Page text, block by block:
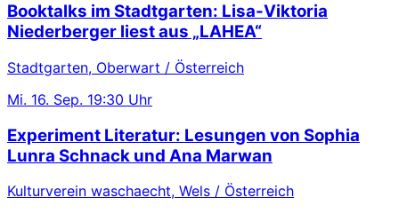
Booktalks im Stadtgarten: Lisa-Viktoria
Niederberger liest aus „LAHEA“
Stadtgarten, Oberwart / Österreich
Mi. 16. Sep. 19:30 Uhr
Experiment Literatur: Lesungen von Sophia
Lunra Schnack und Ana Marwan
Kulturverein waschaecht, Wels / Österreich